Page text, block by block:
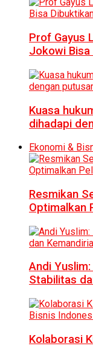
Prof Gayus
Jokowi Bisa
Kuasa
dihadapi
Ekonomi &
Resmikan
Optimalkan
Andi
Stabilitas
Kolaborasi